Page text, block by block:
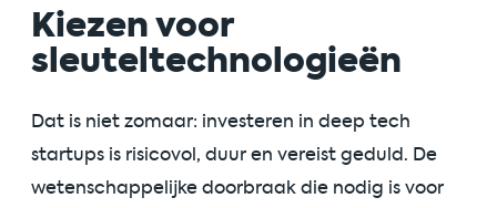
Kiezen voor
sleuteltechnologieën
Dat is niet zomaar: investeren in deep tech
startups is risicovol, duur en vereist geduld. De
wetenschappelijke doorbraak die nodig is voor